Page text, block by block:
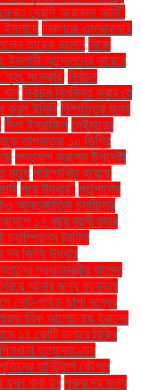
দেয়নি আরাকান আর্মি"
ইসলামে নিকগঞ্জে এমআরআই
তারেক রহমান নিজে
আন্দোলনের নায়েবে
'বৃহৎ সংস্কার' নির্বাচন
নির্বাচন বিলম্বিত করার যে
করল ইসিবি নিষ্পত্তির জন্য
নীলা ইসরাফিল নেইমারের
তাপমাত্রা ১০ ডিগ্রি
পদত্যাগ করলেন উপদেষ্টা
মৃত্যু পরিশোধিত হয়েছে
পরে উদ্ধার" পর্তুগালের
আন্তর্জাতিক চলচ্চিত্র
১৭ বছর বয়সী হুদার
চ্যাম্পিয়নস ট্রফির
সব জিম্মি উদ্ধার
প্রধানমন্ত্রীর খালেদা
আনার জন্য কানাডার
নোট-গাইড ছাপা বন্ধের
আলোচনায় ইরানের
১৪ কোটি ডলারে বিক্রি
পিলখানা হত্যাকাণ্ডের
পুতিনের হানিট্র্যাপ কৌশল
বাবা হন পুরুষদের জন্য